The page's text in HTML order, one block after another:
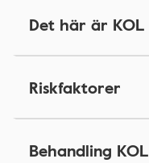
Det här är KOL
Riskfaktorer
Behandling KOL